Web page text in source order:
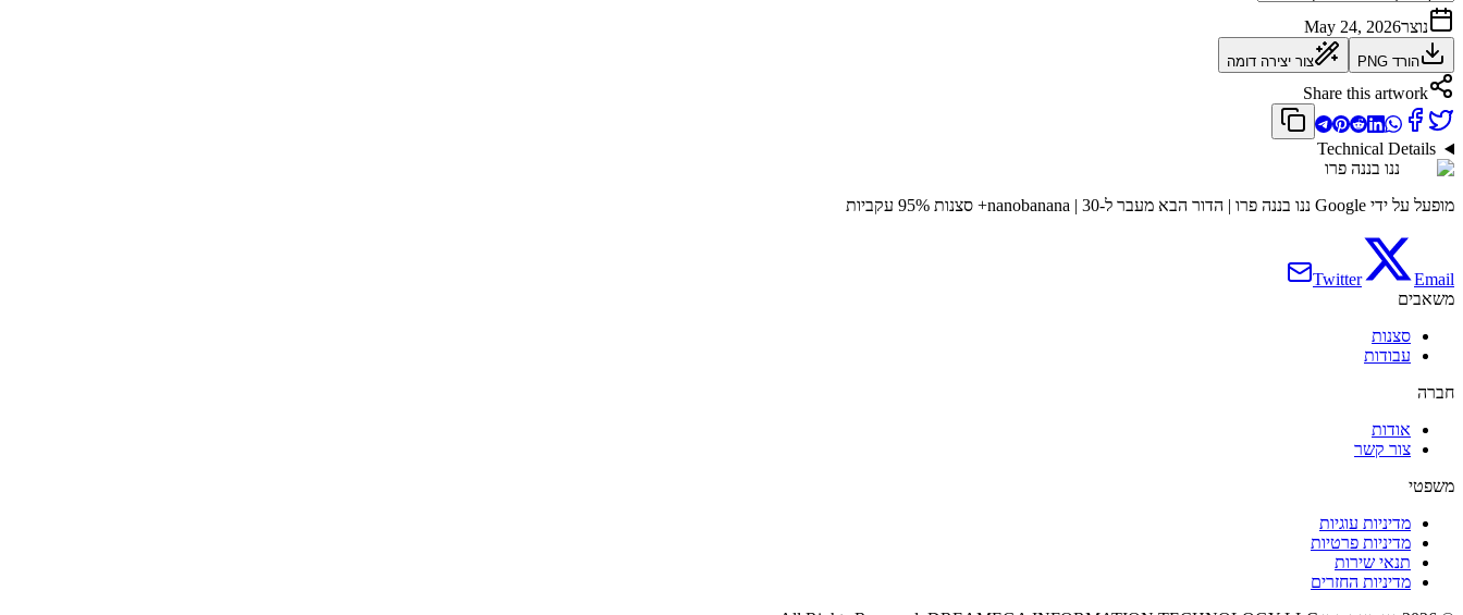
נוצרMay 24, 2026
הורד PNG צור יצירה דומה
Share this artwork
Technical Details
ננו בננה פרו
מופעל על ידי Google ננו בננה פרו | הדור הבא מעבר ל-nanobanana | 30+ סצנות 95% עקביות
Twitter
Email
משאבים
סצנות
עבודות
חברה
אודות
צור קשר
משפטי
מדיניות עוגיות
מדיניות פרטיות
תנאי שירות
מדיניות החזרים